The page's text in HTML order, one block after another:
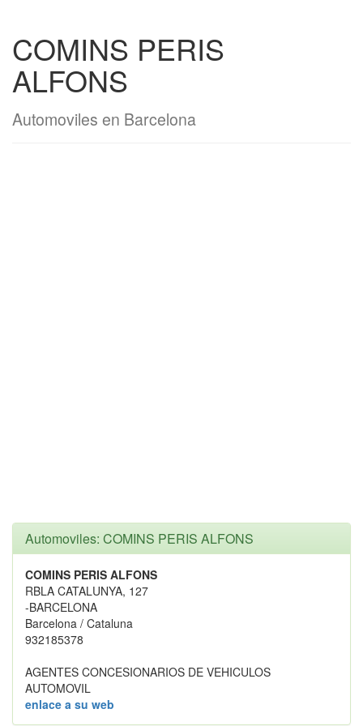
COMINS PERIS
ALFONS
Automoviles en Barcelona
Automoviles: COMINS PERIS ALFONS
COMINS PERIS ALFONS
RBLA CATALUNYA, 127
-BARCELONA
Barcelona / Cataluna
932185378
AGENTES CONCESIONARIOS DE VEHICULOS
AUTOMOVIL
enlace a su web